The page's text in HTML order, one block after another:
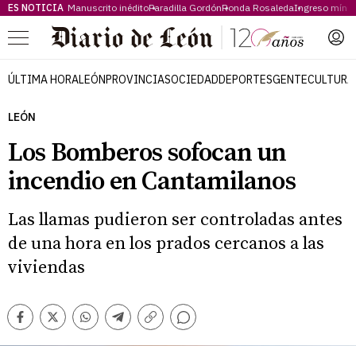
ES NOTICIA Manuscrito inéditoParadilla GordónRonda RosaledaIngreso
Menú
ÚLTIMA HORALEÓNPROVINCIASOCIEDADDEPORTESGENTECULTURA
LEÓN
Los Bomberos sofocan un
incendio en Cantamilanos
Las llamas pudieron ser controladas antes
de una hora en los prados cercanos a las
viviendas
Facebook
TwitterWhatsappTelegram
Copiar
Comentarios